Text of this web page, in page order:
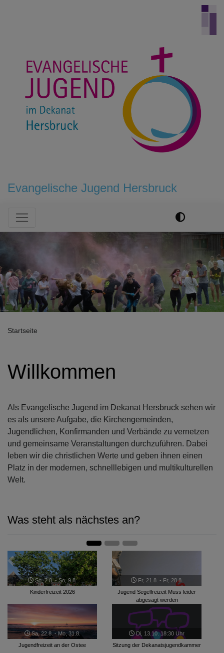
Evangelische Jugend Hersbruck
Hauptnavigation
Startseite
Willkommen
Als Evangelische Jugend im Dekanat Hersbruck sehen wir
es als unsere Aufgabe, die Kirchengemeinden,
Jugendlichen, Konfirmanden und Verbände zu vernetzen
und gemeinsame Veranstaltungen durchzuführen. Dabei
leben wir die christlichen Werte und geben ihnen einen
Platz in der modernen, schnelllebigen und multikulturellen
Welt.
Was steht als nächstes an?
So, 2.8. - So, 9.8.
Kinderfreizeit 2026
Fr, 21.8. - Fr, 28.8.
Jugend Segelfreizeit Muss leider
abgesagt werden
Sa, 22.8. - Mo, 31.8.
Jugendfreizeit an der Ostee
Di, 13.10. 18:30 Uhr
Sitzung der Dekanatsjugendkammer
Zurück